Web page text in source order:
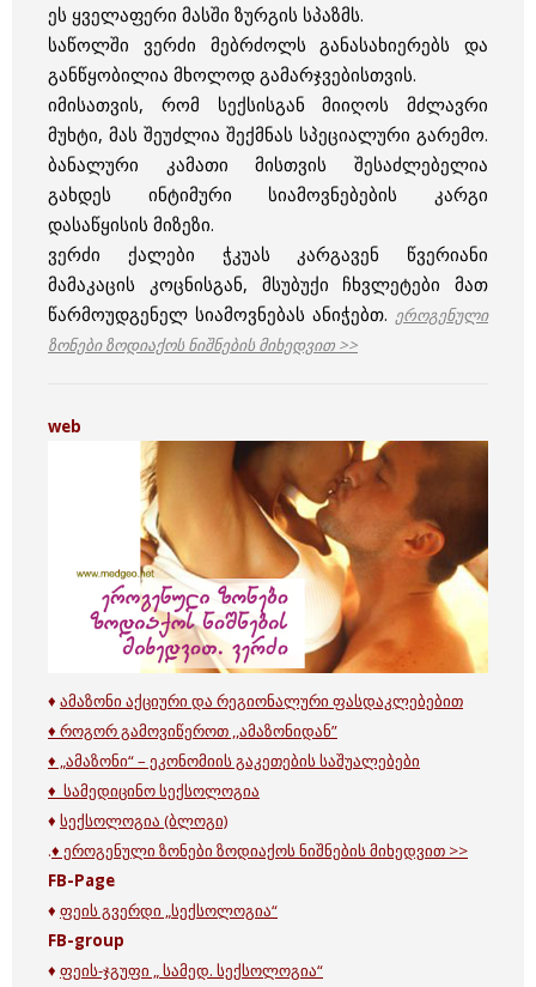
ეს ყველაფერი მასში ზურგის სპაზმს.
საწოლში ვერძი მებრძოლს განასახიერებს და
განწყობილია მხოლოდ გამარჯვებისთვის.
იმისათვის, რომ სექსისგან მიიღოს მძლავრი
მუხტი, მას შეუძლია შექმნას სპეციალური გარემო.
ბანალური კამათი მისთვის შესაძლებელია
გახდეს ინტიმური სიამოვნებების კარგი
დასაწყისის მიზეზი.
ვერძი ქალები ჭკუას კარგავენ წვერიანი
მამაკაცის კოცნისგან, მსუბუქი ჩხვლეტები მათ
წარმოუდგენელ სიამოვნებას ანიჭებთ. ეროგენული
ზონები ზოდიაქოს ნიშნების მიხედვით >>
web
♦ ამაზონი აქციური და რეგიონალური ფასდაკლებებით
♦ როგორ გამოვიწეროთ ,,ამაზონიდან”
♦ „ამაზონი“ – ეკონომიის გაკეთების საშუალებები
♦ სამედიცინო სექსოლოგია
♦ სექსოლოგია (ბლოგი)
.♦ ეროგენული ზონები ზოდიაქოს ნიშნების მიხედვით >>
FB-Page
♦ ფეის გვერდი „სექსოლოგია“
FB-group
♦ ფეის-ჯგუფი „ სამედ. სექსოლოგია“